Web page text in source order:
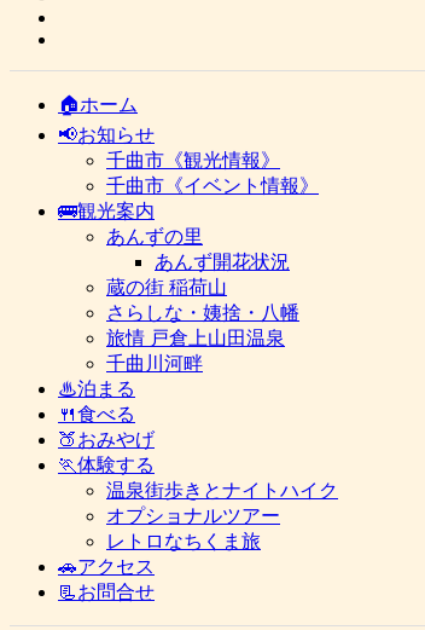
🏠ホーム
📢お知らせ
千曲市《観光情報》
千曲市《イベント情報》
🚌観光案内
あんずの里
あんず開花状況
蔵の街 稲荷山
さらしな・姨捨・八幡
旅情 戸倉上山田温泉
千曲川河畔
♨泊まる
🍴食べる
🍑おみやげ
🏃体験する
温泉街歩きとナイトハイク
オプショナルツアー
レトロなちくま旅
🚗アクセス
📃お問合せ